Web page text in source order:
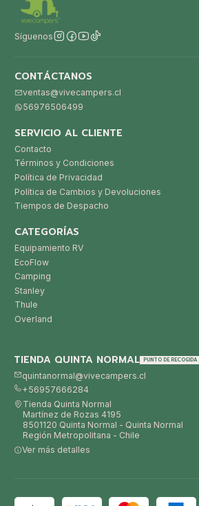
Síguenos
CONTÁCTANOS
ventas@vivecampers.cl
56976506499
SERVICIO AL CLIENTE
Contacto
Términos y Condiciones
Política de Privacidad
Política de Cambios y Devoluciones
Tiempos de Despacho
CATEGORÍAS
Equipamiento RV
EcoFlow
Camping
Stanley
Thule
Overland
TIENDA QUINTA NORMAL PUNTO DE RECOGIDA
quintanormal@vivecampers.cl
+56957666284
Tienda Quinta Normal
Martínez de Rozas 4195
8501120 Quinta Normal - Quinta Normal
Región Metropolitana - Chile
Ver más detalles